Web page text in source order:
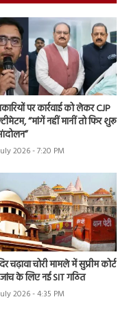
पर कार्रवाई को लेकर CJP
“मांगें नहीं मानीं तो फिर शुरू
2026 - 7:20 PM
चढ़ावा चोरी मामले में सुप्रीम कोर्ट
के लिए नई SIT गठित
2026 - 4:35 PM